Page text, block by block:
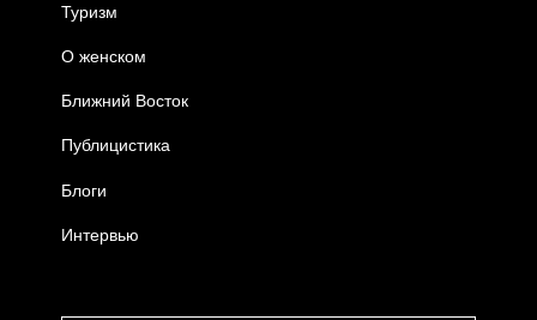
Туризм
О женском
Ближний Восток
Публицистика
Блоги
Интервью